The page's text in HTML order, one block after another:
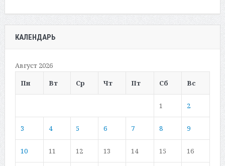
КАЛЕНДАРЬ
Август 2026
Пн
Вт Ср Чт Пт Сб Вс
1 2
3 4 5 6 7 8 9
10 11 12 13 14 15 16